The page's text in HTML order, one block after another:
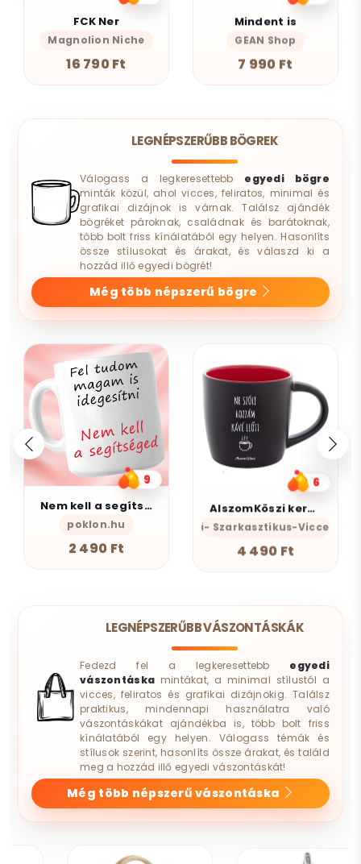
FCK Ner
Magnolion Niche
16 790 Ft
Mindent is
GEAN Shop
7 990 Ft
LEGNÉPSZERŰBB BÖGREK
Válogass a legkeresettebb egyedi bögre
minták közül, ahol vicces, feliratos, minimal és
grafikai dizájnok is várnak. Találsz ajándék
bögréket pároknak, családnak és barátoknak,
több bolt friss kínálatából egy helyen. Hasonlíts
össze stílusokat és árakat, és válaszd ki a
hozzád illő egyedi bögrét!
Még több népszerű bögre
9
Nem kell a segítsé - Bögre
poklon.hu
2 490 Ft
6
AlszomKöszi kerámia bögre - Black Edition
AlszomKöszi- Szarkasztikus-Vicces-
4 490 Ft
LEGNÉPSZERŰBB VÁSZONTÁSKÁK
Fedezd fel a legkeresettebb egyedi
vászontáska mintákat, a minimal stílustól a
vicces, feliratos és grafikai dizájnokig. Találsz
praktikus, mindennapi használatra való
vászontáskákat ajándékba is, több bolt friss
kínálatából egy helyen. Válogass témák és
stílusok szerint, hasonlíts össze árakat, és találd
meg a hozzád illő egyedi vászontáskát!
Még több népszerű vászontáska